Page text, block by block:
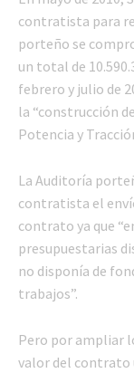
contratista para
porteño se
un total de
febrero y julio de
la “construcción
Potencia y
La Auditoría
contratista el
contrato ya que
presupuestarias
no disponía de
trabajos”.
Pero por ampliar
valor del contrato